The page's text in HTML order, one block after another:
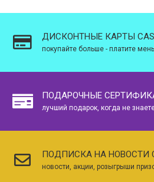
ДИСКОНТНЫЕ КАРТЫ
покупайте больше - платите
ПОДАРОЧНЫЕ
лучший подарок, когда не
ПОДПИСКА НА НОВОСТИ
новости, акции, розыгрыши